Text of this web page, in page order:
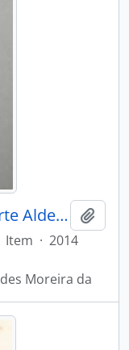
Nambiquara da Serra do norte Aldeia sowaintê: sangue escorrendo pela folha seca
Item · 2014
Moreira da